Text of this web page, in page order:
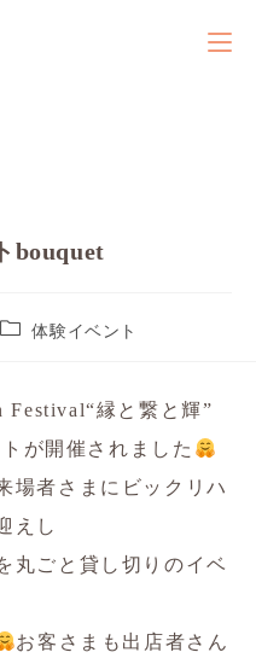
bouquet
体験イベント
縁と繋と輝”
が開催されました
場者さまにビックリ️ハ
えし
丸ごと貸し切りのイベ
お客さまも出店者さん